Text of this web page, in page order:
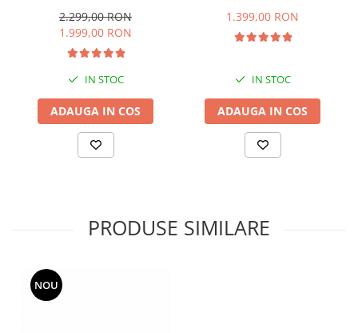
2.299,00 RON
1.999,00 RON
IN STOC
ADAUGA IN COS
1.399,00 RON
IN STOC
ADAUGA IN COS
PRODUSE SIMILARE
NOU